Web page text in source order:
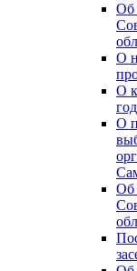
Об
О
О
О
Об